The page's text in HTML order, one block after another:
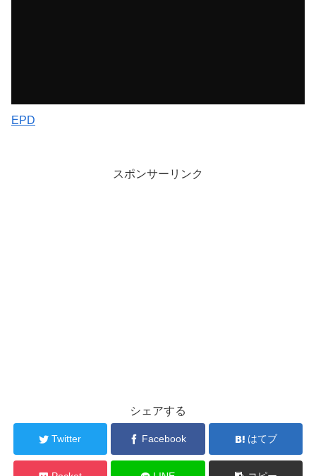
EPD
スポンサーリンク
シェアする
Twitter Facebook はてブ